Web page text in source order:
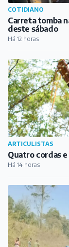
COTIDIANO
Carreta tomba
deste sábado
Há 12 horas
ARTICULISTAS
Quatro cordas
Há 14 horas